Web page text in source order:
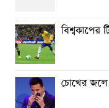
বিশ্বকাপের
চোখের জলে